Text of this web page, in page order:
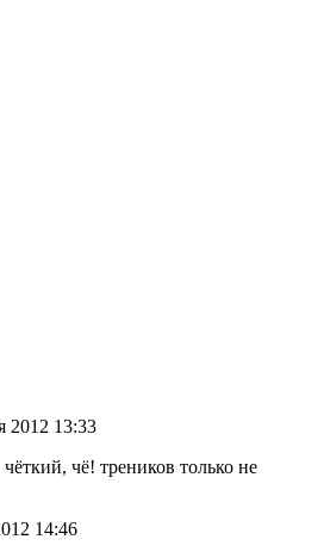
2012 13:33
чё! треников только не
14:46